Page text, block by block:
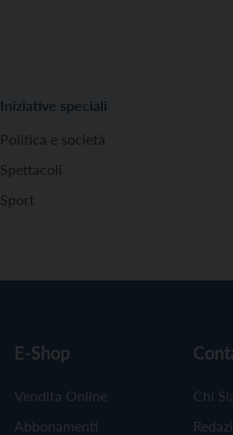
Iniziative speciali
Politica e società
Spettacoli
Sport
E-Shop
Vendita Online
Abbonamenti
Chi